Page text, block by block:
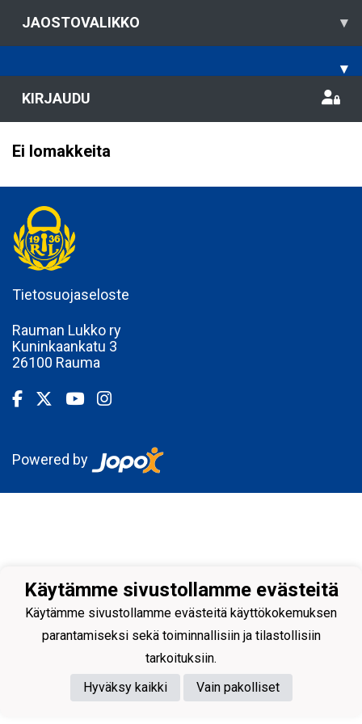
JAOSTOVALIKKO ▾
▾
KIRJAUDU
Ei lomakkeita
Tietosuojaseloste
Rauman Lukko ry
Kuninkaankatu 3
26100 Rauma
Powered by
Käytämme sivustollamme evästeitä
Käytämme sivustollamme evästeitä käyttökokemuksen
parantamiseksi sekä toiminnallisiin ja tilastollisiin
tarkoituksiin.
Hyväksy kaikki
Vain pakolliset